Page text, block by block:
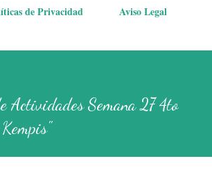
de Privacidad Aviso Legal
Actividades Semana 27 4to